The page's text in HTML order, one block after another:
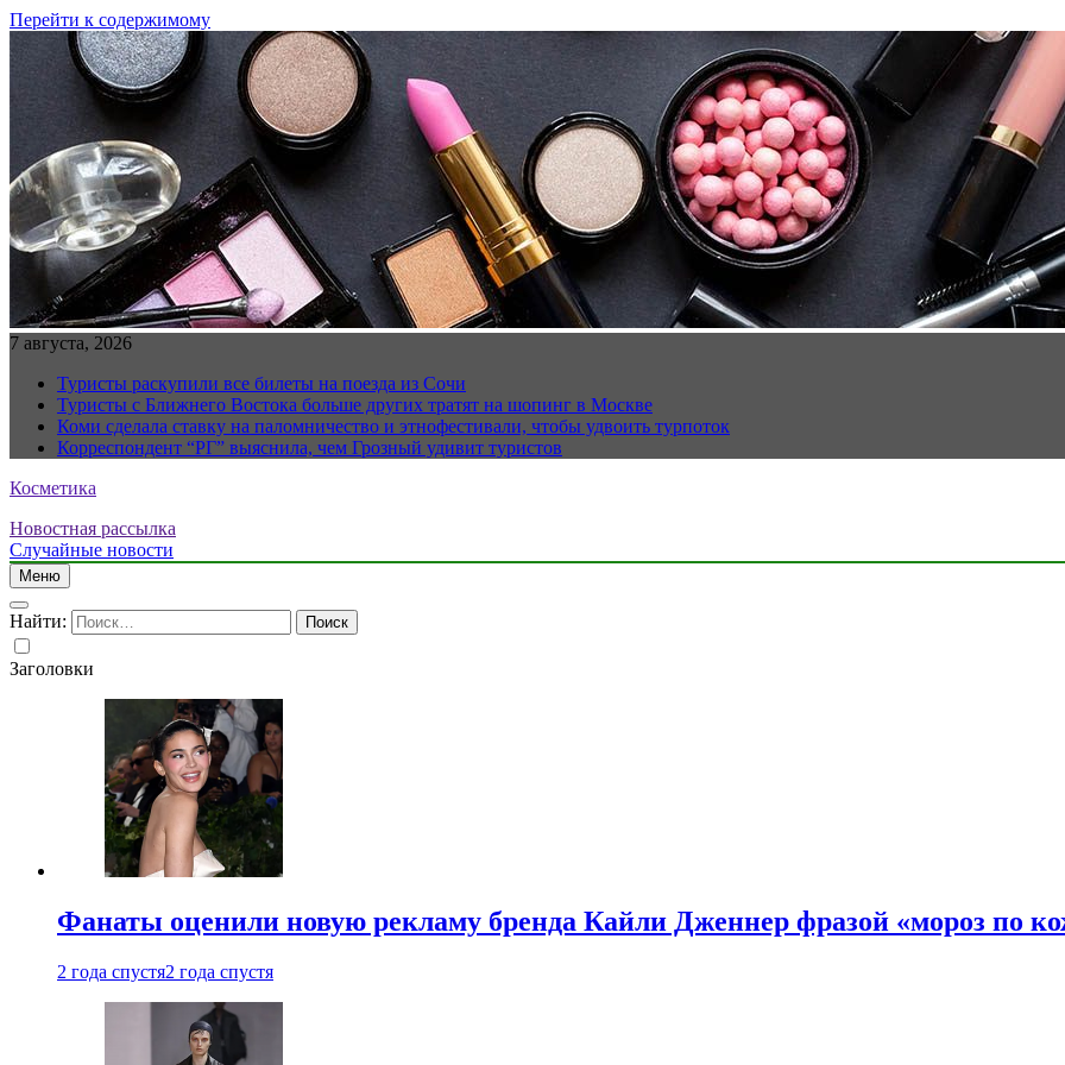
Перейти к содержимому
7 августа, 2026
Туристы раскупили все билеты на поезда из Сочи
Туристы с Ближнего Востока больше других тратят на шопинг в Москве
Коми сделала ставку на паломничество и этнофестивали, чтобы удвоить турпоток
Корреспондент “РГ” выяснила, чем Грозный удивит туристов
Косметика
Новостная рассылка
Случайные новости
Меню
Найти:
Заголовки
Фанаты оценили новую рекламу бренда Кайли Дженнер фразой «мороз по
2 года спустя2 года спустя